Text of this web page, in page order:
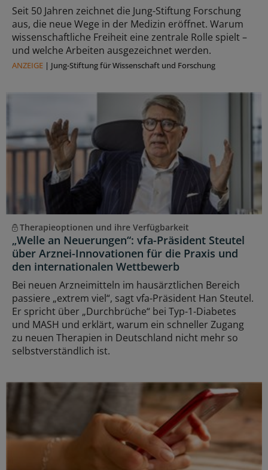
Seit 50 Jahren zeichnet die Jung-Stiftung Forschung
aus, die neue Wege in der Medizin eröffnet. Warum
wissenschaftliche Freiheit eine zentrale Rolle spielt –
und welche Arbeiten ausgezeichnet werden.
ANZEIGE | Jung-Stiftung für Wissenschaft und Forschung
Therapieoptionen und ihre Verfügbarkeit
„Welle an Neuerungen“: vfa-Präsident Steutel
über Arznei-Innovationen für die Praxis und
den internationalen Wettbewerb
Bei neuen Arzneimitteln im hausärztlichen Bereich
passiere „extrem viel“, sagt vfa-Präsident Han Steutel.
Er spricht über „Durchbrüche“ bei Typ-1-Diabetes
und MASH und erklärt, warum ein schneller Zugang
zu neuen Therapien in Deutschland nicht mehr so
selbstverständlich ist.